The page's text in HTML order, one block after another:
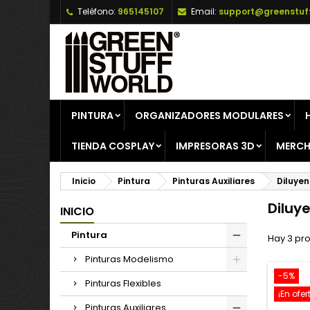
Teléfono: 965145107 Email:
PINTURA ORGANIZADORES MODULARES
TIENDA COSPLAY IMPRESORAS 3D
Inicio Pintura Pinturas Auxiliares
INICIO
Pintura
Pinturas Modelismo
Pinturas Flexibles
Hay 3
-5%
¡En